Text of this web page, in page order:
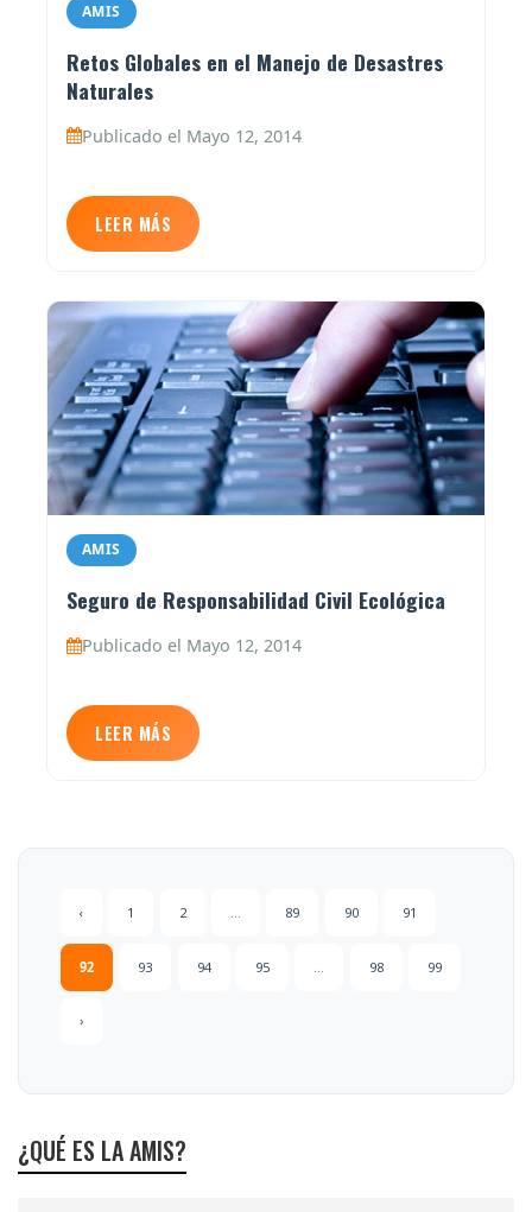
AMIS
Retos Globales en el Manejo de Desastres
Naturales
Publicado el Mayo 12, 2014
LEER MÁS
AMIS
Seguro de Responsabilidad Civil Ecológica
Publicado el Mayo 12, 2014
LEER MÁS
‹ 1 2 ... 89 90 91
92 93 94 95 98 99
›
¿QUÉ ES LA AMIS?